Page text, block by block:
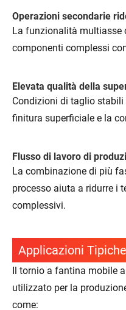
Operazioni secondarie
La funzionalità multiasse
componenti complessi
Elevata qualità della
Condizioni di taglio
finitura superficiale e la
Flusso di lavoro di
La combinazione di più
processo aiuta a ridurre i
complessivi.
Applicazioni Tipiche
Il tornio a fantina mobile
utilizzato per la
come: